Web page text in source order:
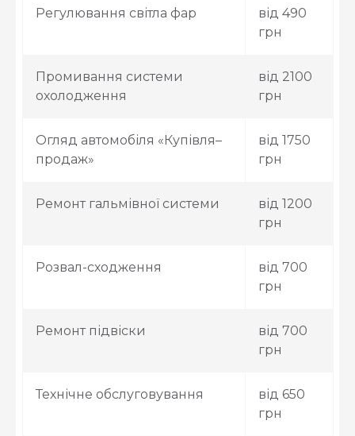
Регулювання світла фар
від 490
грн
Промивання системи
охолодження
від 2100
грн
Огляд автомобіля «Купівля–
продаж»
від 1750
грн
Ремонт гальмівної системи
від 1200
грн
Розвал-сходження
від 700
грн
Ремонт підвіски
від 700
грн
Технічне обслуговування
від 650
грн